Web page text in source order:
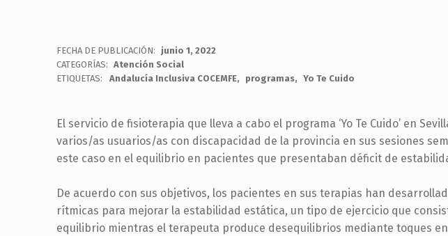
accesibilidad.FECHA DE PUBLICACIÓN:
junio 1, 2022
CATEGORÍAS: Atención Social
ETIQUETAS:
Andalucía Inclusiva COCEMFE programas Yo Te Cuido
El servicio de fisioterapia que lleva a cabo el programa ‘Yo Te Cuido’ en
varios/as usuarios/as con discapacidad de la provincia en sus sesiones
este caso en el equilibrio en pacientes que presentaban déficit de
De acuerdo con sus objetivos, los pacientes en sus terapias han
rítmicas para mejorar la estabilidad estática, un tipo de ejercicio que
equilibrio mientras el terapeuta produce desequilibrios mediante toques